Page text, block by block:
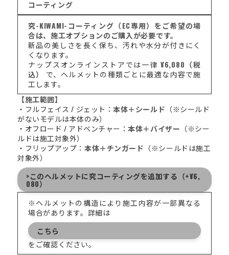
コーティング
究-KIWAMI-コーティング（EC専用）をご希望の場
合は、施工オプションのご購入が必要です。
新品の美しさを長く保ち、汚れや水分が付きにく
くなります。
ナップスオンラインストアでは一律¥6,080（税
込）
で、ヘルメットの種類ごとに最適な内容で施
工します。
【施工範囲】
・フルフェイス / ジェット：本体＋シールド （※シールド
がないモデルは本体のみ）
・オフロード / アドベンチャー：本体＋バイザー （※シー
ルドは施工対象外）
・フリップアップ： 本体＋チンガード （※シールドは施工
対象外）
>このヘルメットに究コーティングを追加する（+¥6,
080）
※ヘルメットの構造により施工内容が一部異なる
場合があります。詳細は
こちら
をご確認ください。